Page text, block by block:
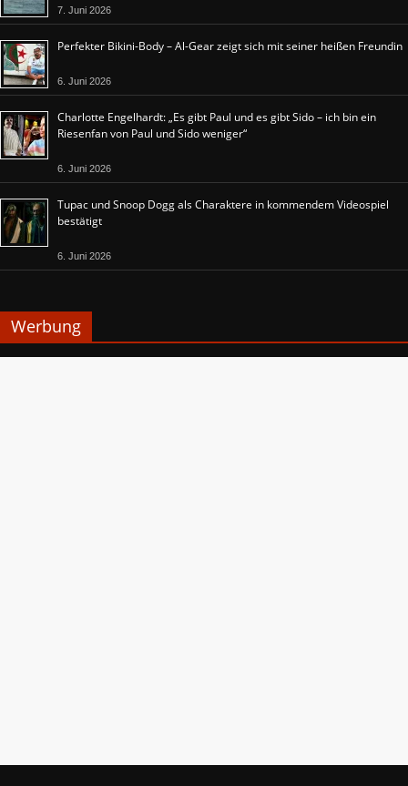
7. Juni 2026
Perfekter Bikini-Body – Al-Gear zeigt sich mit seiner heißen Freundin
6. Juni 2026
Charlotte Engelhardt: „Es gibt Paul und es gibt Sido – ich bin ein
Riesenfan von Paul und Sido weniger“
6. Juni 2026
Tupac und Snoop Dogg als Charaktere in kommendem Videospiel
bestätigt
6. Juni 2026
Werbung